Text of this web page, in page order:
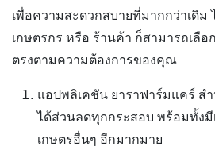
เพื่อความสะดวกสบายที่มากกว่าเดิม
เกษตรกร หรือ ร้านค้า ก็สามารถเลื
ตรงตามความต้องการของคุณ
แอปพลิเคชัน ยาราฟาร์มแคร์ ส
ได้ส่วนลดทุกกระสอบ พร้อมทั้ง
เกษตรอื่นๆ อีกมากมาย